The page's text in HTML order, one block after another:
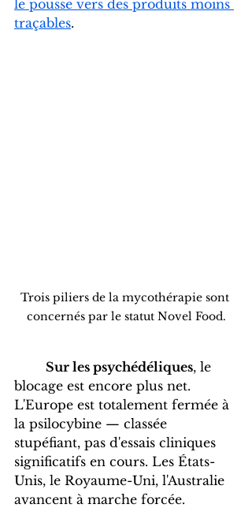
le pousse vers des produits moins
traçables.
Trois piliers de la mycothérapie sont
concernés par le statut Novel Food.
Sur les psychédéliques, le
blocage est encore plus net.
L'Europe est totalement fermée à
la psilocybine — classée
stupéfiant, pas d'essais cliniques
significatifs en cours. Les États-
Unis, le Royaume-Uni, l'Australie
avancent à marche forcée.